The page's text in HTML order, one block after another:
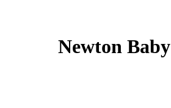
מזרן לעריסה Newton Baby